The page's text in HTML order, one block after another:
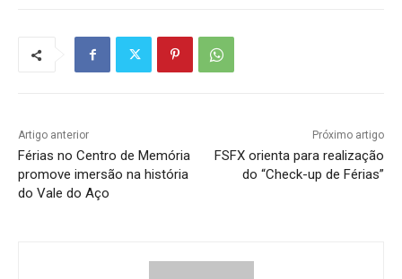
Artigo anterior
Férias no Centro de Memória
promove imersão na história
do Vale do Aço
Próximo artigo
FSFX orienta para realização
do “Check-up de Férias”